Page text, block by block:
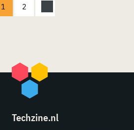
1 2
Techzine.nl